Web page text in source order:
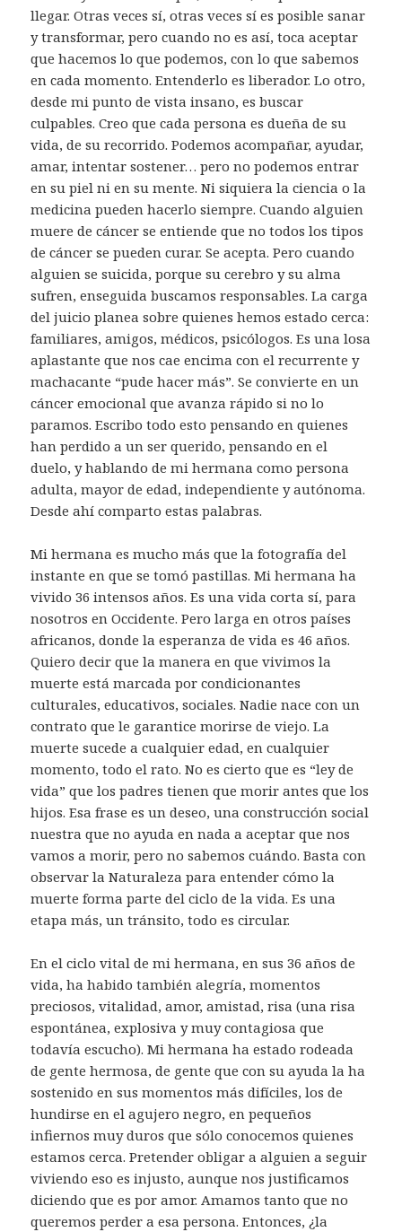
llegar. Otras veces sí, otras veces sí es posible sanar
y transformar, pero cuando no es así, toca aceptar
que hacemos lo que podemos, con lo que sabemos
en cada momento. Entenderlo es liberador. Lo otro,
desde mi punto de vista insano, es buscar
culpables. Creo que cada persona es dueña de su
vida, de su recorrido. Podemos acompañar, ayudar,
amar, intentar sostener… pero no podemos entrar
en su piel ni en su mente. Ni siquiera la ciencia o la
medicina pueden hacerlo siempre. Cuando alguien
muere de cáncer se entiende que no todos los tipos
de cáncer se pueden curar. Se acepta. Pero cuando
alguien se suicida, porque su cerebro y su alma
sufren, enseguida buscamos responsables. La carga
del juicio planea sobre quienes hemos estado cerca:
familiares, amigos, médicos, psicólogos. Es una losa
aplastante que nos cae encima con el recurrente y
machacante “pude hacer más”. Se convierte en un
cáncer emocional que avanza rápido si no lo
paramos. Escribo todo esto pensando en quienes
han perdido a un ser querido, pensando en el
duelo, y hablando de mi hermana como persona
adulta, mayor de edad, independiente y autónoma.
Desde ahí comparto estas palabras.
Mi hermana es mucho más que la fotografía del
instante en que se tomó pastillas. Mi hermana ha
vivido 36 intensos años. Es una vida corta sí, para
nosotros en Occidente. Pero larga en otros países
africanos, donde la esperanza de vida es 46 años.
Quiero decir que la manera en que vivimos la
muerte está marcada por condicionantes
culturales, educativos, sociales. Nadie nace con un
contrato que le garantice morirse de viejo. La
muerte sucede a cualquier edad, en cualquier
momento, todo el rato. No es cierto que es “ley de
vida” que los padres tienen que morir antes que los
hijos. Esa frase es un deseo, una construcción social
nuestra que no ayuda en nada a aceptar que nos
vamos a morir, pero no sabemos cuándo. Basta con
observar la Naturaleza para entender cómo la
muerte forma parte del ciclo de la vida. Es una
etapa más, un tránsito, todo es circular.
En el ciclo vital de mi hermana, en sus 36 años de
vida, ha habido también alegría, momentos
preciosos, vitalidad, amor, amistad, risa (una risa
espontánea, explosiva y muy contagiosa que
todavía escucho). Mi hermana ha estado rodeada
de gente hermosa, de gente que con su ayuda la ha
sostenido en sus momentos más difíciles, los de
hundirse en el agujero negro, en pequeños
infiernos muy duros que sólo conocemos quienes
estamos cerca. Pretender obligar a alguien a seguir
viviendo eso es injusto, aunque nos justificamos
diciendo que es por amor. Amamos tanto que no
queremos perder a esa persona. Entonces, ¿la